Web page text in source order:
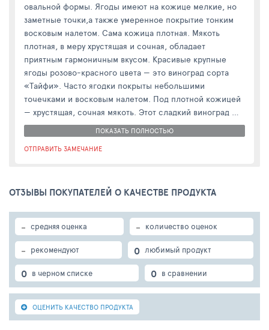
овальной формы. Ягоды имеют на кожице мелкие, но
заметные точки,а также умеренное покрытие тонким
восковым налетом. Сама кожица плотная. Мякоть
плотная, в меру хрустящая и сочная, обладает
приятным гармоничным вкусом. Красивые крупные
ягоды розово-красного цвета — это виноград сорта
«Тайфи». Часто ягодки покрыты небольшими
точечками и восковым налетом. Под плотной кожицей
— хрустящая, сочная мякоть. Этот сладкий виноград —
десертный. Внешний вид товара может немного
отличаться от представленного на сайте, что никак не
повлияет на вкус и качество продукции.
ПОКАЗАТЬ ПОЛНОСТЬЮ
ОТПРАВИТЬ ЗАМЕЧАНИЕ
ОТЗЫВЫ ПОКУПАТЕЛЕЙ О КАЧЕСТВЕ ПРОДУКТА
- средняя оценка - количество оценок
- рекомендуют 0 любимый продукт
0 в черном списке 0 в сравнении
ОЦЕНИТЬ КАЧЕСТВО ПРОДУКТА